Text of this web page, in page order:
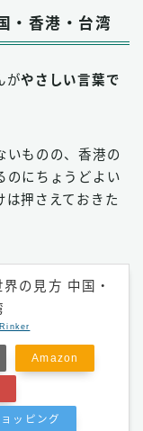
・香港・台湾
がやさしい言葉で
いものの、香港の
のにちょうどよい
は押さえておきた
の見方 中国・
Rinker
Amazon
ッピング